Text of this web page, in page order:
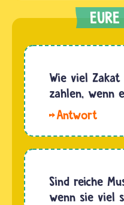
Wie viel
zahlen, wenn
Wenn der
das Geld
übrig
Sind reiche
wenn sie viel